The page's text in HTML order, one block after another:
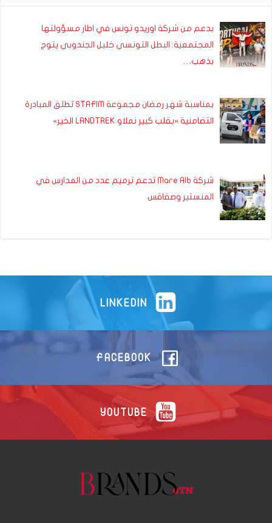
بدعم من شركة اوريدو تونس في اطار مسؤولتها
المجتمعية: البطل التونسي خليل الجندوبي يتوج
بذهب…
بمناسبة شهر رمضان مجموعة STAFIM تطلق المبادرة
التضامنية «بقلب كبير نملاو LANDTREK الخير»
شركة Mare Alb تدعم ترميم عدد من المدارس في
المنستير وصفاقس
LINKEDIN
FACEBOOK
YOUTUBE